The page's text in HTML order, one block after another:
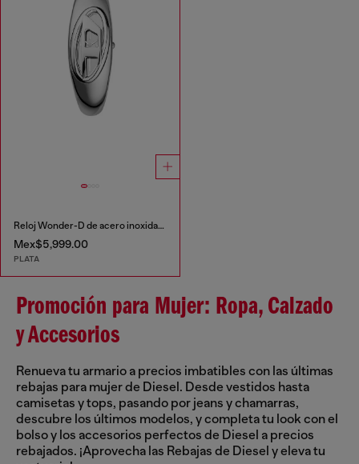
Reloj Wonder-D de acero inoxidable con movimiento de dos agujas
Mex$5,999.00
PLATA
Promoción para Mujer: Ropa, Calzado
y Accesorios
Renueva tu armario a precios imbatibles con las últimas
rebajas para mujer de Diesel. Desde vestidos hasta
camisetas y tops, pasando por jeans y chamarras,
descubre los últimos modelos, y completa tu look con el
bolso y los accesorios perfectos de Diesel a precios
rebajados. ¡Aprovecha las Rebajas de Diesel y eleva tu